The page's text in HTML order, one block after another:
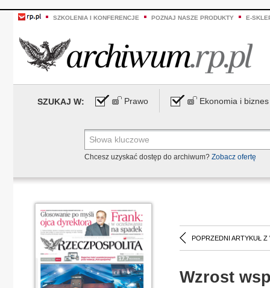
SZKOLENIA I KONFERENCJE POZNAJ NASZE PRODUKTY E-
SZUKAJ W: Prawo Ekonomia i biznes
Chcesz uzyskać dostęp do archiwum? Zobacz ofertę
POPRZEDNI ARTYKUŁ Z
Wzrost